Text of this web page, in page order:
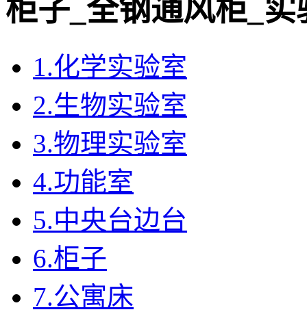
柜子_全钢通风柜_实
1.化学实验室
2.生物实验室
3.物理实验室
4.功能室
5.中央台边台
6.柜子
7.公寓床